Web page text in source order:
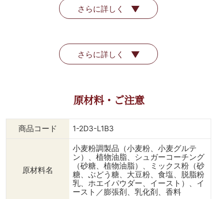
さらに詳しく
さらに詳しく
原材料・ご注意
商品コード 1-2D3-L1B3
原材料名
小麦粉調製品（小麦粉、小麦グルテ
ン）、植物油脂、シュガーコーチング
（砂糖、植物油脂）、ミックス粉（砂
糖、ぶどう糖、大豆粉、食塩、脱脂粉
乳、ホエイパウダー、イースト）、イ
ースト／膨張剤、乳化剤、香料